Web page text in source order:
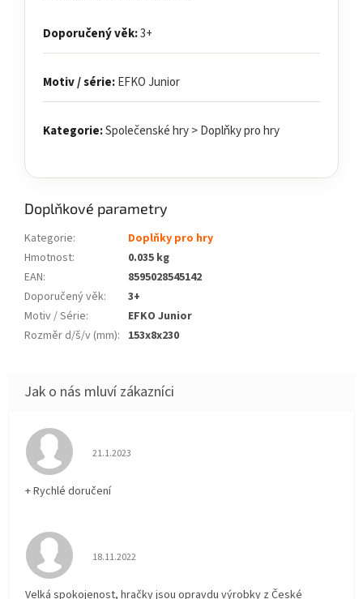
Doporučený věk:3+
Motiv / série:EFKO Junior
Kategorie:Společenské hry > Doplňky pro hry
Doplňkové parametry
Kategorie:
Doplňky pro hry
Hmotnost:
0.035 kg
EAN:
8595028545142
Doporučený věk:
3+
Motiv / Série:
EFKO Junior
Rozměr d/š/v (mm): 153x8x230
Hodnocení obchodu je 5 z 5 hvězdiček.
21.1.2023
+ Rychlé doručení
Hodnocení obchodu je 5 z 5 hvězdiček.
18.11.2022
Velká spokojenost, hračky jsou opravdu výrobky z České